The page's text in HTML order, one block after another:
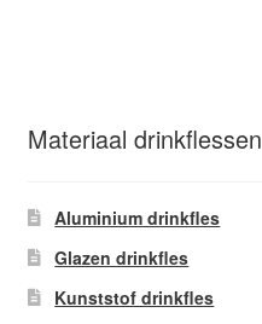
Materiaal drinkflessen
Aluminium drinkfles
Glazen drinkfles
Kunststof drinkfles